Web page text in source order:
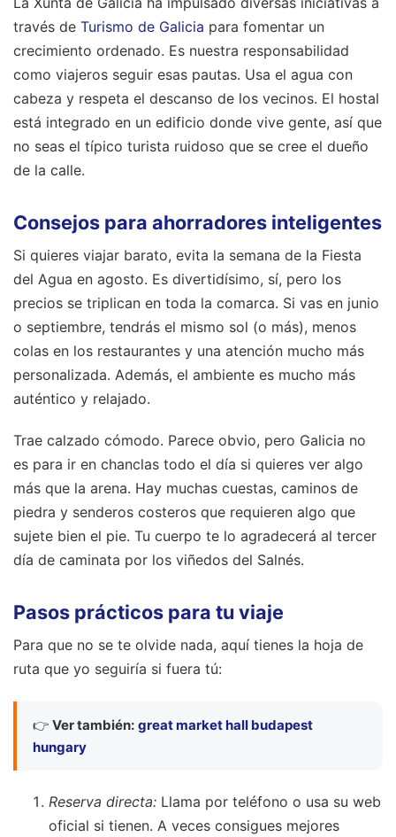
través de Turismo de Galicia para fomentar un
crecimiento ordenado. Es nuestra responsabilidad
como viajeros seguir esas pautas. Usa el agua con
cabeza y respeta el descanso de los vecinos. El hostal
está integrado en un edificio donde vive gente, así que
no seas el típico turista ruidoso que se cree el dueño
de la calle.
Consejos para ahorradores inteligentes
Si quieres viajar barato, evita la semana de la Fiesta
del Agua en agosto. Es divertidísimo, sí, pero los
precios se triplican en toda la comarca. Si vas en junio
o septiembre, tendrás el mismo sol (o más), menos
colas en los restaurantes y una atención mucho más
personalizada. Además, el ambiente es mucho más
auténtico y relajado.
Trae calzado cómodo. Parece obvio, pero Galicia no
es para ir en chanclas todo el día si quieres ver algo
más que la arena. Hay muchas cuestas, caminos de
piedra y senderos costeros que requieren algo que
sujete bien el pie. Tu cuerpo te lo agradecerá al tercer
día de caminata por los viñedos del Salnés.
Pasos prácticos para tu viaje
Para que no se te olvide nada, aquí tienes la hoja de
ruta que yo seguiría si fuera tú:
👉 Ver también: great market hall budapest
hungary
Reserva directa: Llama por teléfono o usa su web
oficial si tienen. A veces consigues mejores